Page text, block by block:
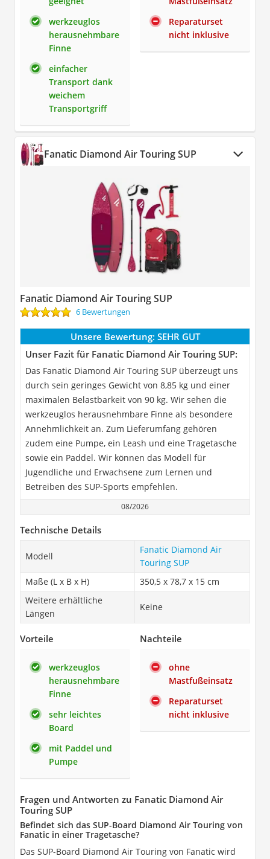
werkzeuglos
herausnehmbare
Finne
einfacher
Transport dank
weichem
Transportgriff
Reparaturset
nicht inklusive
Fanatic Diamond Air Touring SUP
Fanatic Diamond Air Touring SUP
6 Bewertungen
Unsere Bewertung: SEHR GUT
Unser Fazit für Fanatic Diamond Air Touring SUP:
Das Fanatic Diamond Air Touring SUP überzeugt uns
durch sein geringes Gewicht von 8,85 kg und einer
maximalen Belastbarkeit von 90 kg. Wir sehen die
werkzeuglos herausnehmbare Finne als besondere
Annehmlichkeit an. Zum Lieferumfang gehören
zudem eine Pumpe, ein Leash und eine Tragetasche
sowie ein Paddel. Wir können das Modell für
Jugendliche und Erwachsene zum Lernen und
Betreiben des SUP-Sports empfehlen.
08/2026
Technische Details
Modell
Fanatic Diamond Air
Touring SUP
Maße (L x B x H)
350,5 x 78,7 x 15 cm
Weitere erhältliche
Längen
Keine
Vorteile
werkzeuglos
herausnehmbare
Finne
sehr leichtes
Board
mit Paddel und
Pumpe
Nachteile
ohne
Mastfußeinsatz
Reparaturset
nicht inklusive
Fragen und Antworten zu Fanatic Diamond Air
Touring SUP
Befindet sich das SUP-Board Diamond Air Touring von
Fanatic in einer Tragetasche?
Das SUP-Board Diamond Air Touring von Fanatic wird